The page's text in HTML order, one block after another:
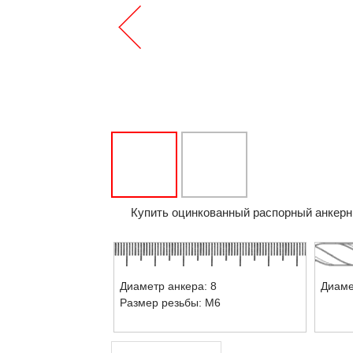
Купить оцинкованный распорный
Диаметр анкера: 8
Размер резьбы: М6